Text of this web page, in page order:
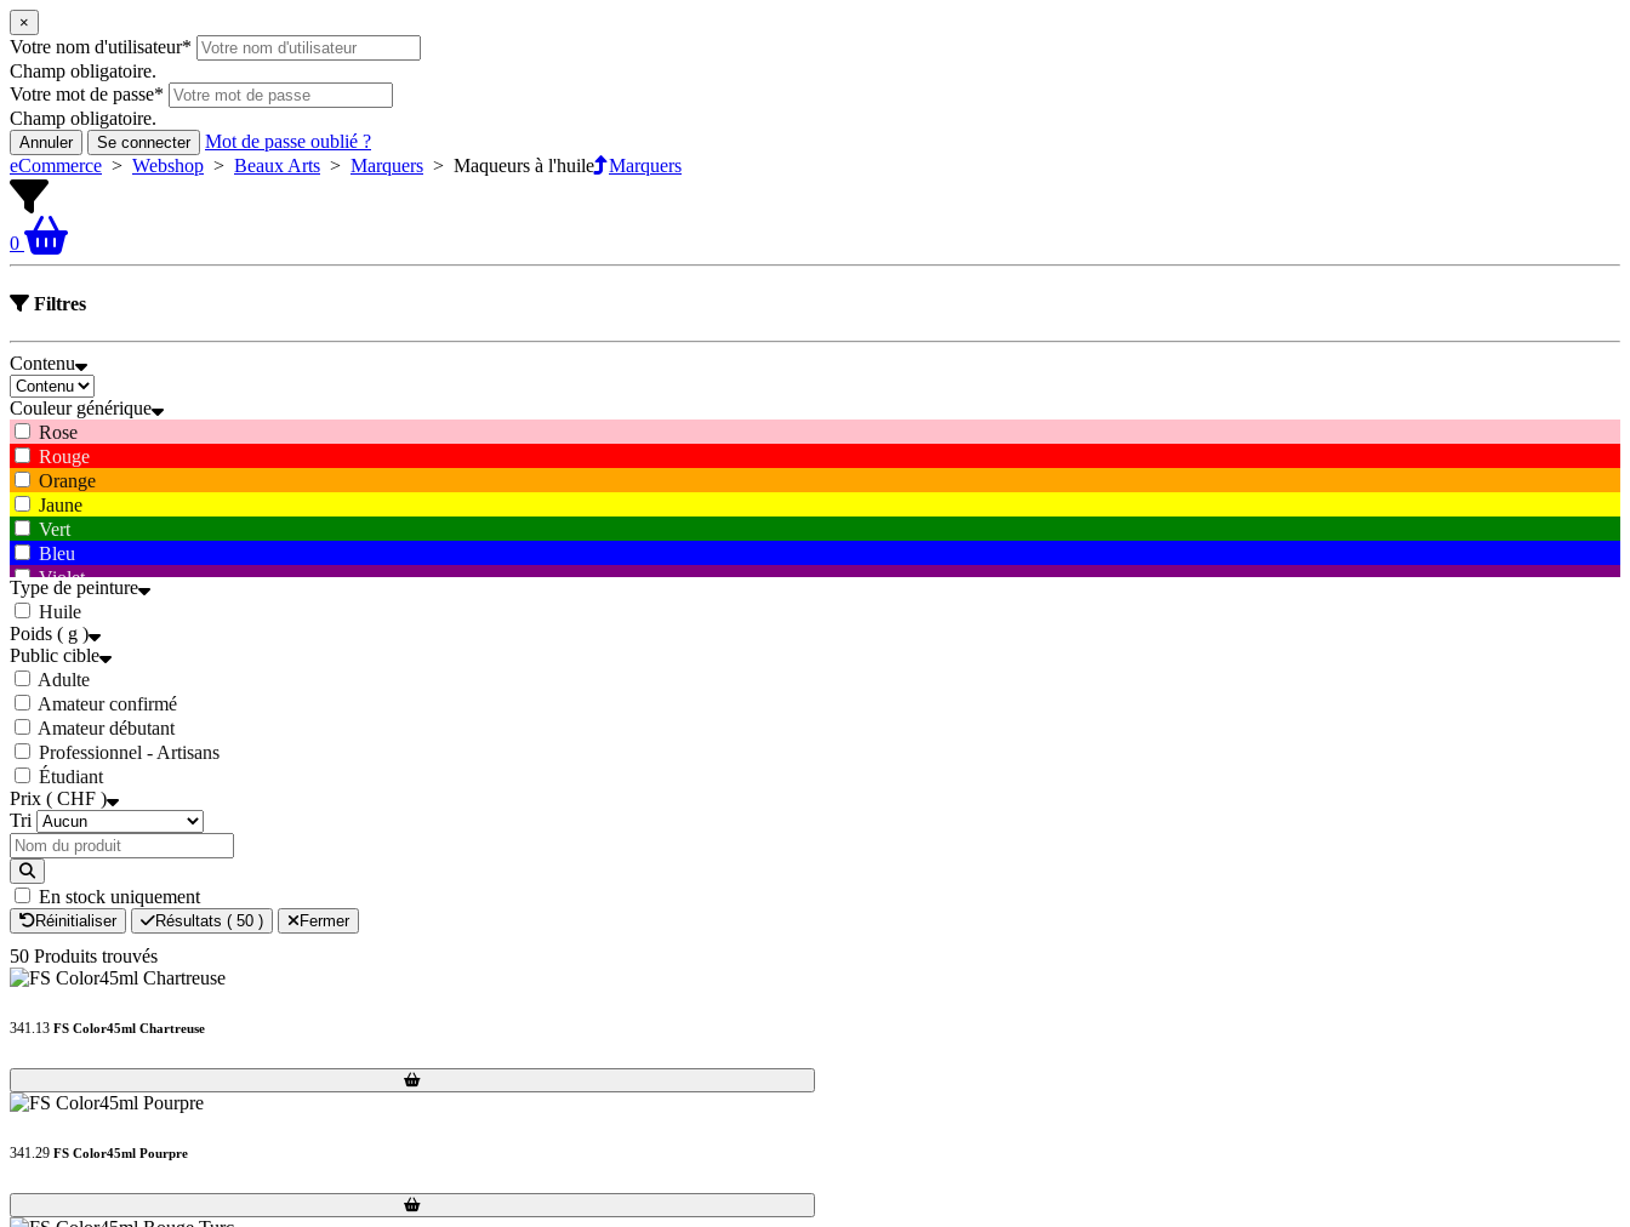
×
Votre nom d'utilisateur*
Champ obligatoire.
Votre mot de passe*
Champ obligatoire.
Annuler Se connecter
Mot de passe oublié ?
eCommerce > Webshop > Beaux Arts > Marquers > Maqueurs à l'huile Marquers
0
Filtres
Contenu
Couleur générique
Rose
Rouge
Orange
Jaune
Vert
Bleu
Violet
Marron
Blanc
Gris
Noir
Type de peinture
Huile
Poids ( g )
Public cible
Adulte
Amateur confirmé
Amateur débutant
Professionnel - Artisans
Étudiant
Prix ( CHF )
Tri
En stock uniquement
Réinitialiser Résultats ( 50 ) Fermer
50 Produits trouvés
341.13 FS Color45ml Chartreuse
Loading...
Loading...
341.29 FS Color45ml Pourpre
Loading...
Loading...